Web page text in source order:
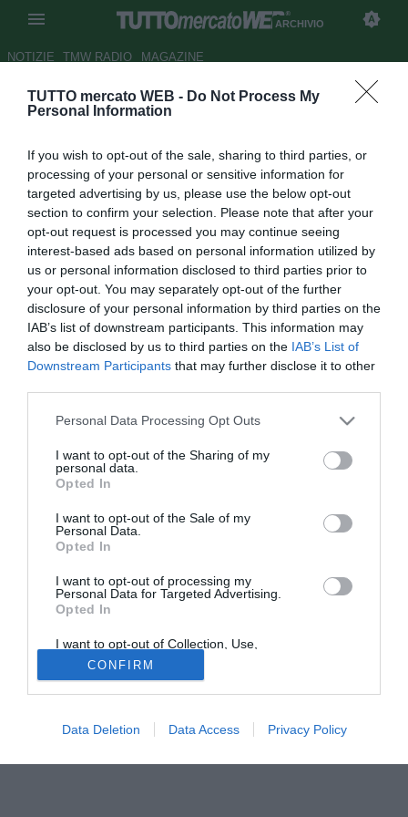
TUTTO mercato WEB - Do Not Process My
Personal Information
If you wish to opt-out of the sale, sharing to third parties, or
processing of your personal or sensitive information for
targeted advertising by us, please use the below opt-out
section to confirm your selection. Please note that after your
opt-out request is processed you may continue seeing
interest-based ads based on personal information utilized by
us or personal information disclosed to third parties prior to
your opt-out. You may separately opt-out of the further
disclosure of your personal information by third parties on the
IAB’s list of downstream participants. This information may
also be disclosed by us to third parties on the IAB’s List of
Downstream Participants that may further disclose it to other
Personal Data Processing Opt Outs
I want to opt-out of the Sharing of my
personal data.
Opted In
I want to opt-out of the Sale of my
Personal Data.
Opted In
I want to opt-out of processing my
Personal Data for Targeted Advertising.
Opted In
I want to opt-out of Collection, Use,
Retention, Sale, and/or Sharing of my
Personal Data that Is Unrelated with the
Purposes for which it was collected.
Opted Out
CONFIRM
Data Deletion Data Access Privacy Policy
ARCHIVIO
NOTIZIE TMW RADIO MAGAZINE
"Sono contento di essere
Champions mi aiuterà a
conquistare i mondiali"
Autore Alessio Calfapietra
23.09.2005 13:41
vedi letture
Nemmeno tre settimane fa Vincenzo professava tutta la
Le sirene della Fiorentina e del Barcellona, diceva, non lo
interessavano. Infatti è stato messo fuori rosa esattamente
indossare la maglia bianconera ancora a lungo. Forse
quella della Juventus: fatto sta che la Champions sarà un
europei del 2008, visto che quest'anno non potrà più
essere iscritto negli elenchi...
Tutte le partite di Serie A della tua squadra. Attiva l’Offerta di